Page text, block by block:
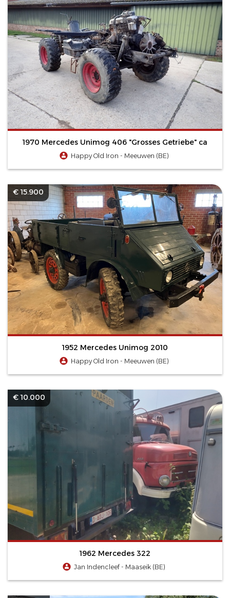
1970 Mercedes Unimog 406 "Grosses Getriebe" ca
Happy Old Iron - Meeuwen (BE)
€ 15.900
1952 Mercedes Unimog 2010
Happy Old Iron - Meeuwen (BE)
€ 10.000
1962 Mercedes 322
Jan Indencleef - Maaseik (BE)